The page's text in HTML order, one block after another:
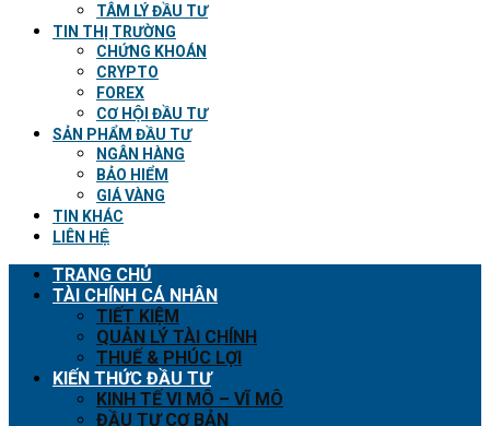
TÂM LÝ ĐẦU TƯ
TIN THỊ TRƯỜNG
CHỨNG KHOÁN
CRYPTO
FOREX
CƠ HỘI ĐẦU TƯ
SẢN PHẨM ĐẦU TƯ
NGÂN HÀNG
BẢO HIỂM
GIÁ VÀNG
TIN KHÁC
LIÊN HỆ
TRANG CHỦ
TÀI CHÍNH CÁ NHÂN
TIẾT KIỆM
QUẢN LÝ TÀI CHÍNH
THUẾ & PHÚC LỢI
KIẾN THỨC ĐẦU TƯ
KINH TẾ VI MÔ – VĨ MÔ
ĐẦU TƯ CƠ BẢN